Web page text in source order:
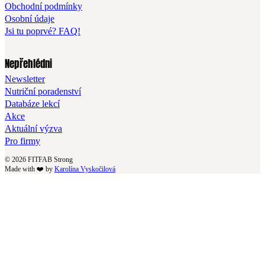
Obchodní podmínky
Osobní údaje
Jsi tu poprvé? FAQ!
Nepřehlédni
Newsletter
Nutriční poradenství
Databáze lekcí
Akce
Aktuální výzva
Pro firmy
© 2026 FITFAB Strong
Made with ❤️ by Karolína Vyskočilová